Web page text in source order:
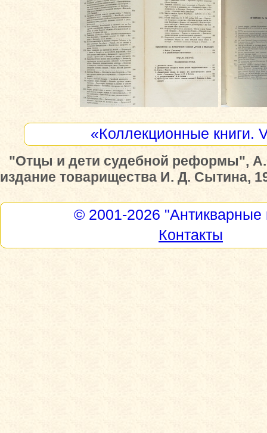
«Коллекционные книги.
"Отцы и дети судебной реформы",
издание товарищества И. Д. Сытина,
© 2001-2026 "Антикварные
Контакты